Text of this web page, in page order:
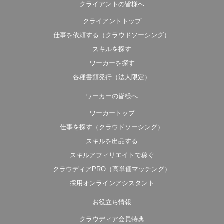
クライアントの皆様へ
クライアントトップ
仕事を依頼する（クラウドソーシング）
スキルを探す
ワーカーを探す
各種書類発行（法人限定）
ワーカーの皆様へ
ワーカートップ
仕事を探す（クラウドソーシング）
スキルを出品する
スキルアフィリエイトで稼ぐ
クラウディアPRO（高単価マッチング）
採用オンラインアシスタント
お役立ち情報
クラウディア会員特典